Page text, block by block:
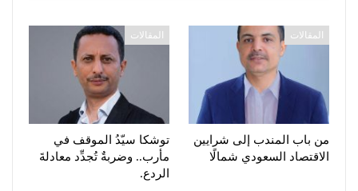
المقالات
من باب المندب إلى شرايين
الاقتصاد السعودي شمالًا
المقالات
توشكا سيّدُ الموقف في
مأرب.. وضربةٌ تُجدِّد معادلةَ
الردع.